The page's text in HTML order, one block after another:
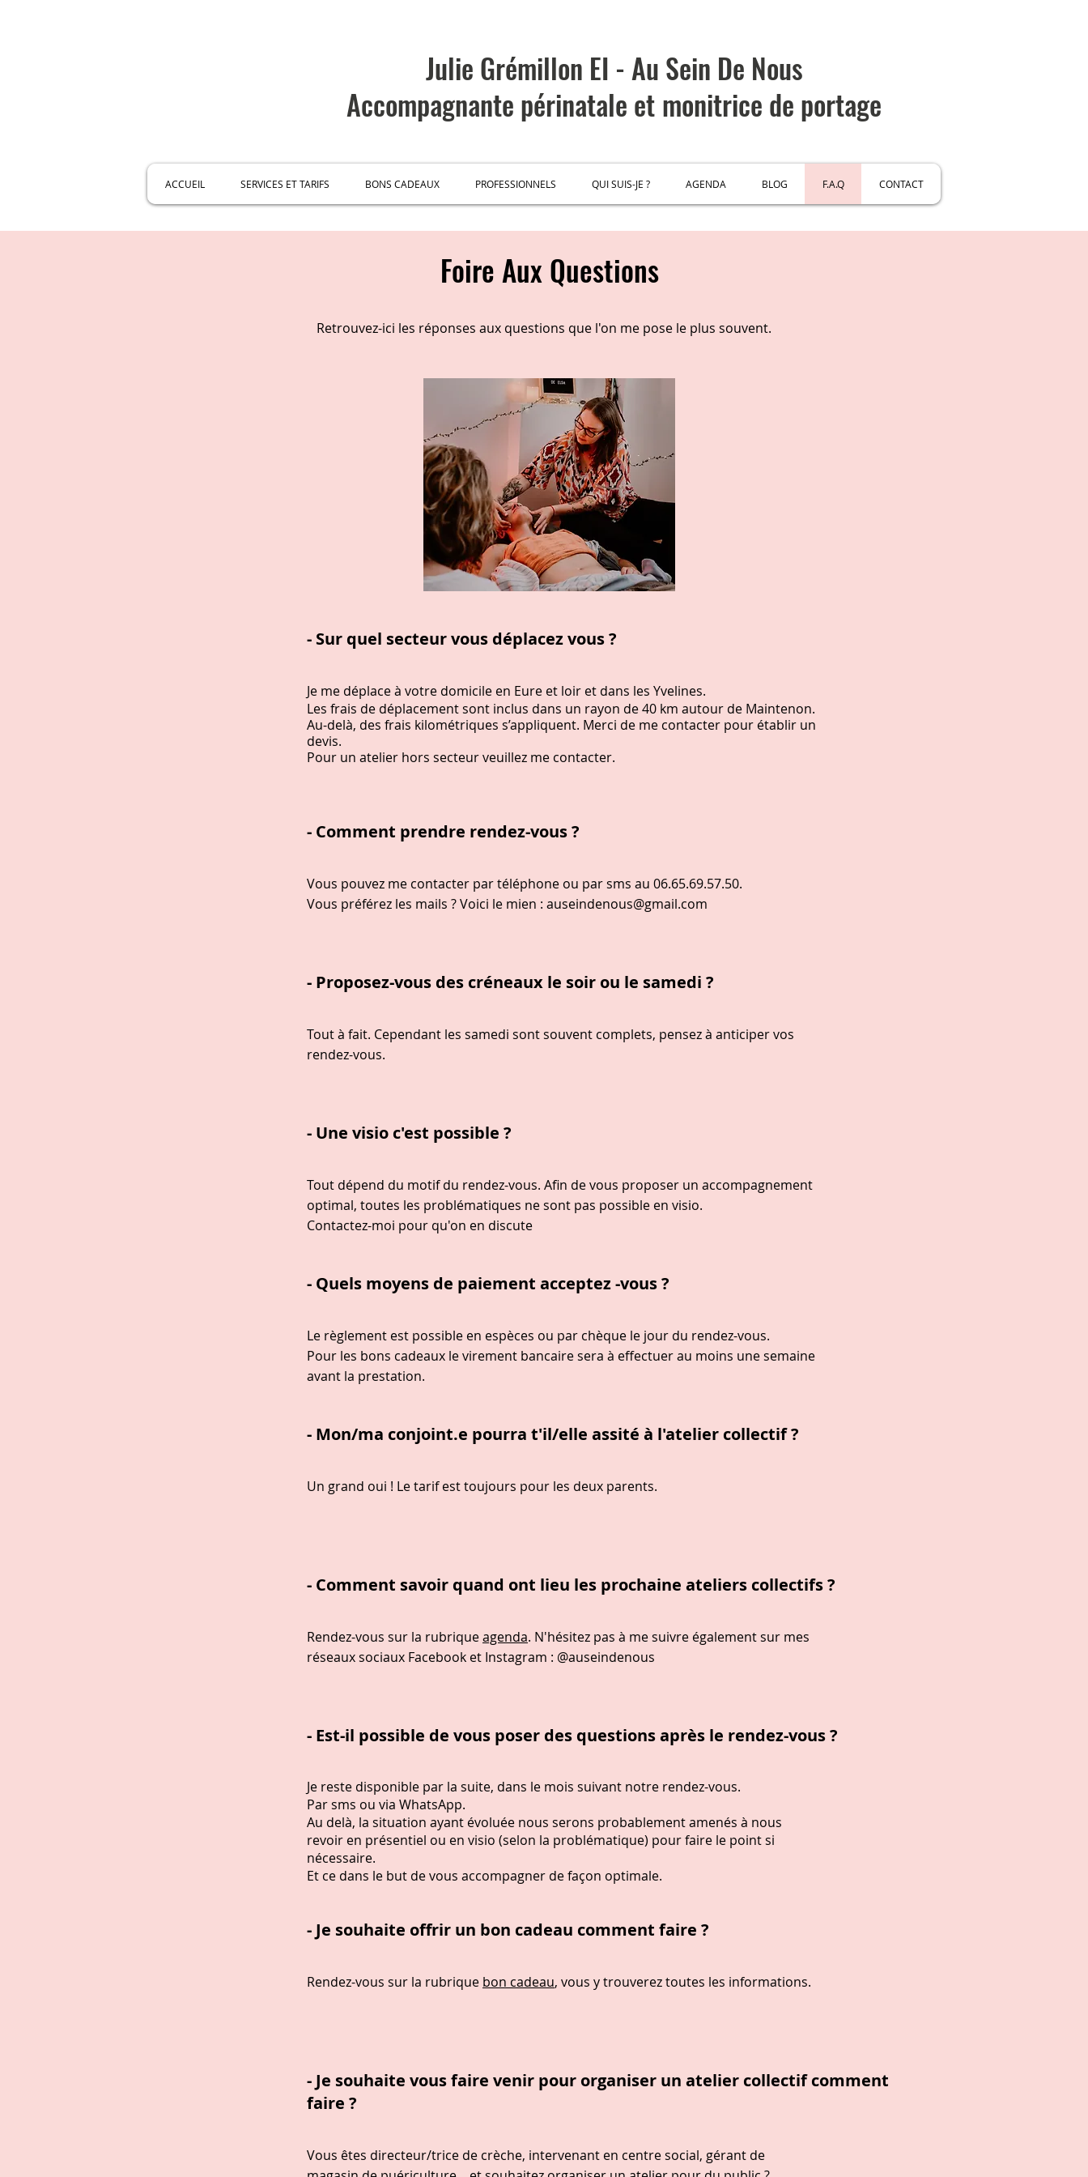
Julie Grémillon EI - Au Sein De Nous
Accompagnantepérinatale etmonitrice de portage
ACCUEIL SERVICES ET TARIFS BONS CADEAUX PROFESSIONNELS QUI SUIS-JE ? AGENDA BLOG F.A.Q CONTACT
Foire Aux Questions
Retrouvez-ici les réponses aux questions que l'on me pose le plus souvent.
- Sur quel secteur vous déplacez vous ?
Je me déplace à votre domicile en Eure et loir et dans les Yvelines.
Les frais de déplacement sont inclus dans un rayon de 40 km autour de Maintenon.
Au-delà, des frais kilométriques s’appliquent. Merci de me contacter pour établir un
devis.
Pour un atelier hors secteur veuillez me contacter.
- Comment prendre rendez-vous ?
Vous pouvez me contacter par téléphone ou par sms au 06.65.69.57.50.
Vous préférez les mails ? Voici le mien : auseindenous@gmail.com
- Proposez-vous des créneaux le soir ou le samedi ?
Tout à fait. Cependant les samedi sont souvent complets, pensez à anticiper vos
rendez-vous.
- Une visio c'est possible ?
Tout dépend du motif du rendez-vous. Afin de vous proposer un accompagnement
optimal, toutes les problématiques ne sont pas possible en visio.
Contactez-moi pour qu'on en discute
- Quels moyens de paiement acceptez -vous ?
Le règlement est possible en espèces ou par chèque le jour du rendez-vous.
Pour les bons cadeaux le virement bancaire sera à effectuer au moins une semaine
avant la prestation.
- Mon/ma conjoint.e pourra t'il/elle assité à l'atelier collectif ?
Un grand oui ! Le tarif est toujours pour les deux parents.
- Comment savoir quand ont lieu les prochaine ateliers collectifs ?
Rendez-vous sur la rubriqueagenda. N'hésitez pas à me suivre également sur mes
réseaux sociaux Facebook et Instagram : @auseindenous
- Est-il possible de vous poser des questions après le rendez-vous ?
Je reste disponible par la suite, dans le mois suivant notre rendez-vous.
Par sms ou via WhatsApp.
Au delà, la situation ayant évoluée nous serons probablement amenés à nous
revoir en présentiel ou en visio (selon la problématique) pour faire le point si
nécessaire.
Et ce dans le but de vous accompagner de façon optimale.
- Je souhaite offrir un bon cadeau comment faire ?
Rendez-vous sur la rubrique bon cadeau, vous y trouverez toutes les informations.
- Je souhaite vous faire venir pour organiser un atelier collectif comment
faire ?
Vous êtes directeur/trice de crèche, intervenant en centre social, gérant de